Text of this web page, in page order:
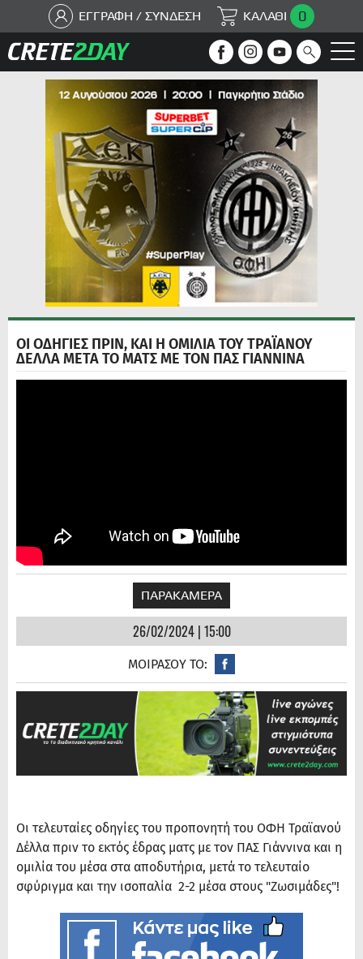
ΕΓΓΡΑΦΗ / ΣΥΝΔΕΣΗ ΚΑΛΑΘΙ 0
ΟΙ ΟΔΗΓΙΕΣ ΠΡΙΝ, ΚΑΙ Η ΟΜΙΛΙΑ ΤΟΥ ΤΡΑΪΑΝΟΥ
ΔΕΛΛΑ ΜΕΤΑ ΤΟ ΜΑΤΣ ΜΕ ΤΟΝ ΠΑΣ ΓΙΑΝΝΙΝΑ
ΠΑΡΑΚΑΜΕΡΑ
26/02/2024 | 15:00
ΜΟΙΡΑΣΟΥ ΤΟ:
Οι τελευταίες οδηγίες του προπονητή του ΟΦΗ Τραϊανού
Δέλλα πριν το εκτός έδρας ματς με τον ΠΑΣ Γιάννινα και η
ομιλία του μέσα στα αποδυτήρια, μετά το τελευταίο
σφύριγμα και την ισοπαλία 2-2 μέσα στους "Ζωσιμάδες"!